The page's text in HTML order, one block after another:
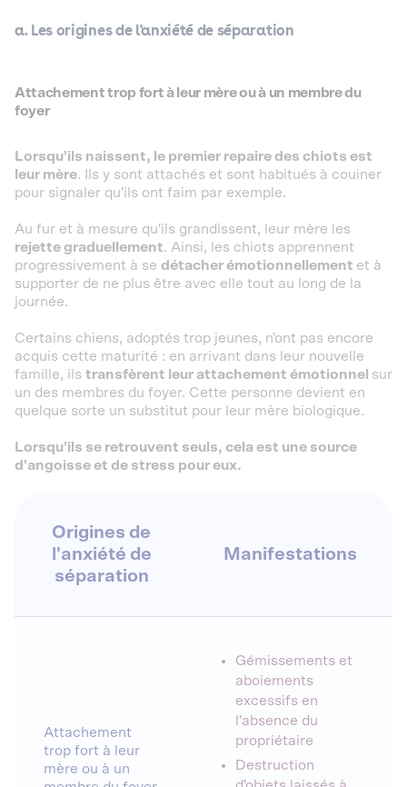
a. Les origines de l'anxiété de séparation
Attachement trop fort à leur mère ou à un membre du
foyer
Lorsqu'ils naissent, le premier repaire des chiots est
leur mère. Ils y sont attachés et sont habitués à couiner
pour signaler qu'ils ont faim par exemple.
Au fur et à mesure qu'ils grandissent, leur mère les
rejette graduellement. Ainsi, les chiots apprennent
progressivement à se détacher émotionnellement et à
supporter de ne plus être avec elle tout au long de la
journée.
Certains chiens, adoptés trop jeunes, n'ont pas encore
acquis cette maturité : en arrivant dans leur nouvelle
famille, ils transfèrent leur attachement émotionnel sur
un des membres du foyer. Cette personne devient en
quelque sorte un substitut pour leur mère biologique.
Lorsqu'ils se retrouvent seuls, cela est une source
d'angoisse et de stress pour eux.
Origines de
l'anxiété de
séparation
Manifestations
Attachement
trop fort à leur
mère ou à un
Gémissements et
aboiements
excessifs en
l'absence du
propriétaire
Destruction